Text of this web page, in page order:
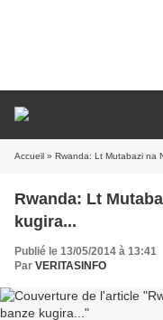
Accueil » Rwanda: Lt Mutabazi na
Rwanda: Lt
kugira...
Publié le 13/05/2014 à 13:41
Par VERITASINFO